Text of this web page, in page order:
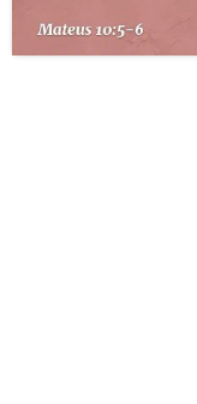
QUEM SOMOS